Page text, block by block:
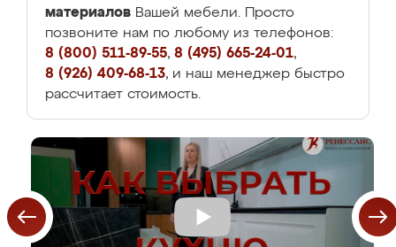
материалов Вашей мебели. Просто
позвоните нам по любому из телефонов:
8 (800) 511-89-55, 8 (495) 665-24-01,
8 (926) 409-68-13, и наш менеджер быстро
рассчитает стоимость.